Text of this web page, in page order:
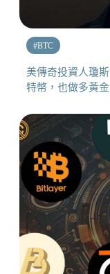
#BTC
美傳奇投資人瓊
特幣，也做多黃金